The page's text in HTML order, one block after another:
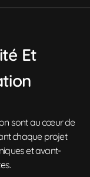
Et
sont au cœur de
chaque projet
et avant-